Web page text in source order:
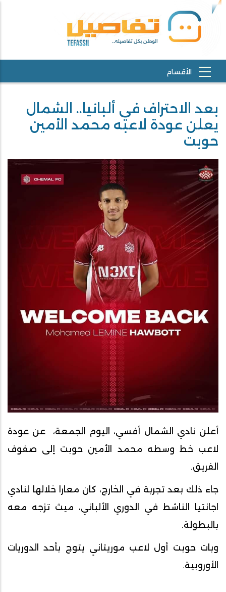
بعد الاحتراف في ألبانيا.. الشمال
يعلن عودة لاعبه محمد الأمين
حوبت
أعلن نادي الشمال أفسي، اليوم الجمعة، عن عودة
لاعب خط وسطه محمد الأمين حوبت إلى صفوف
الفريق.
جاء ذلك بعد تجربة في الخارج، كان معارا خلالها لنادي
اجانتيا الناشط في الدوري الألباني، ميث تزجه معه
بالبطولة.
وبات حوبت أول لاعب موريتاني يتوج بأحد الدوريات
الأوروبية.